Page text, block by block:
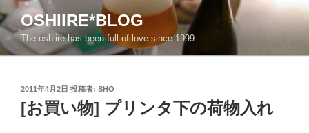
ン
テ
ン
OSHIIRE*BLOG
The oshiire has been full of love since 1999
投
稿
日:
2011年4月2日 投稿者: SHO
[お買い物] プリンタ下の荷物入れ